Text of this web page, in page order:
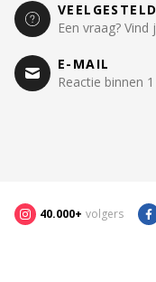
Een vraag?
E-MAIL
Reactie binnen
40.000+ volgers